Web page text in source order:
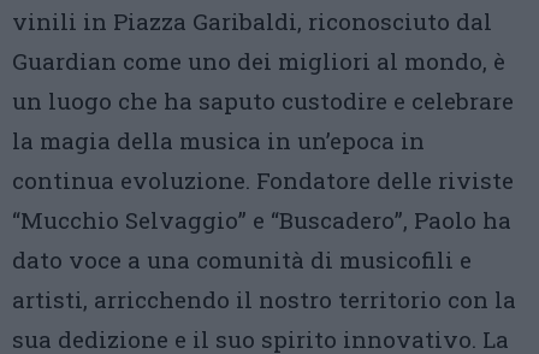
vinili in Piazza Garibaldi, riconosciuto dal
Guardian come uno dei migliori al mondo, è
un luogo che ha saputo custodire e celebrare
la magia della musica in un’epoca in
continua evoluzione. Fondatore delle riviste
“Mucchio Selvaggio” e “Buscadero”, Paolo ha
dato voce a una comunità di musicofili e
artisti, arricchendo il nostro territorio con la
sua dedizione e il suo spirito innovativo. La